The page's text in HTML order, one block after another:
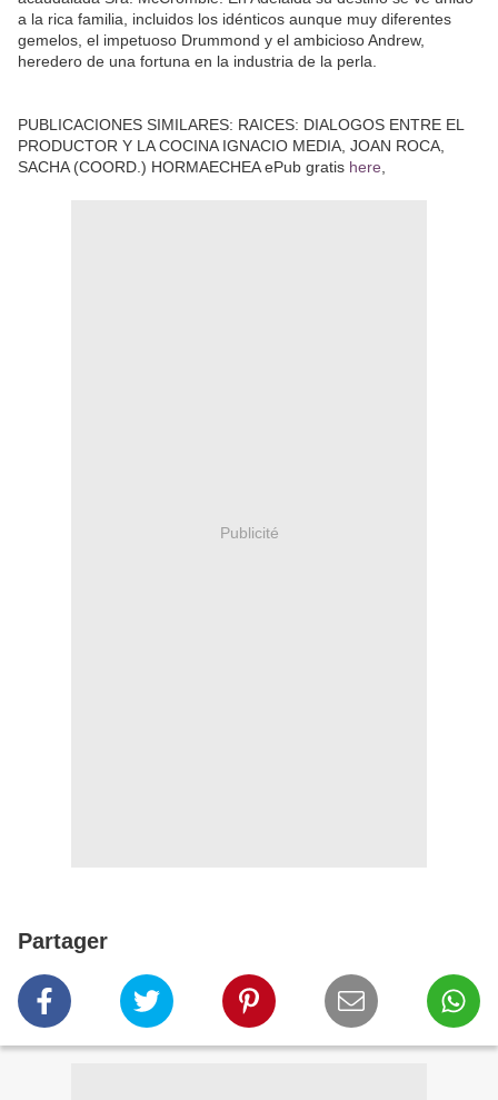
a la rica familia, incluidos los idénticos aunque muy diferentes
gemelos, el impetuoso Drummond y el ambicioso Andrew,
heredero de una fortuna en la industria de la perla.
PUBLICACIONES SIMILARES: RAICES: DIALOGOS ENTRE EL
PRODUCTOR Y LA COCINA IGNACIO MEDIA, JOAN ROCA,
SACHA (COORD.) HORMAECHEA ePub gratis here
Publicité
Partager